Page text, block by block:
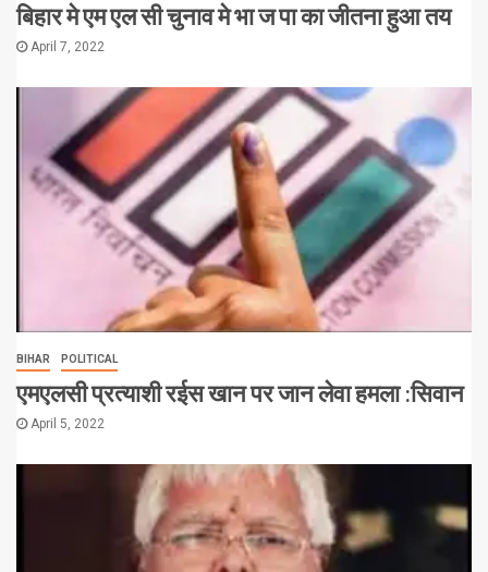
बिहार मे एम एल सी चुनाव मे भा ज पा का जीतना हुआ तय
April 7, 2022
BIHAR POLITICAL
एमएलसी प्रत्याशी रईस खान पर जान लेवा हमला :सिवान
April 5, 2022